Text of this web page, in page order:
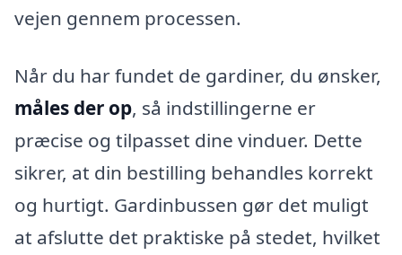
vejen gennem processen.
Når du har fundet de gardiner, du ønsker,
måles der op, så indstillingerne er
præcise og tilpasset dine vinduer. Dette
sikrer, at din bestilling behandles korrekt
og hurtigt. Gardinbussen gør det muligt
at afslutte det praktiske på stedet, hvilket